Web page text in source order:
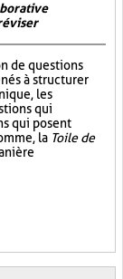
de questions
à structurer
les
qui
qui posent
la Toile de